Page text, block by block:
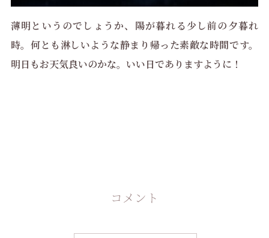
薄明というのでしょうか、陽が暮れる少し前の夕暮れ
時。何とも淋しいような静まり帰った素敵な時間です。
明日もお天気良いのかな。いい日でありますように！
コメント